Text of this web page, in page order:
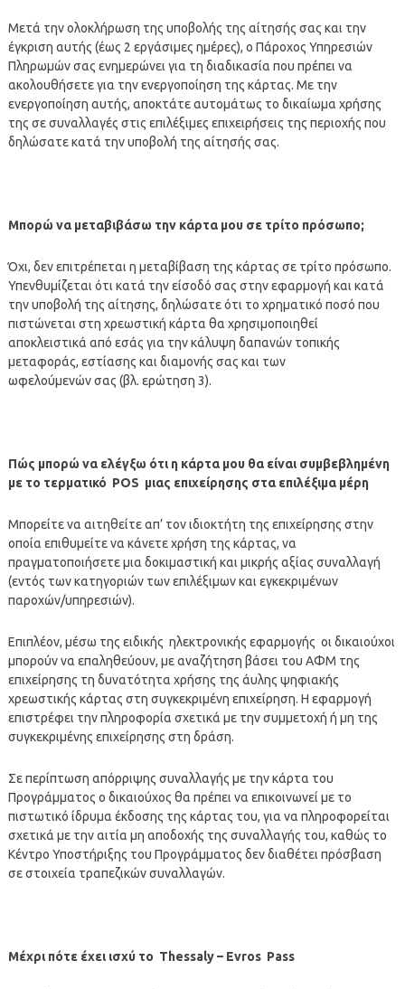
Μετά την ολοκλήρωση της υποβολής της αίτησής σας και την
έγκριση αυτής (έως 2 εργάσιμες ημέρες), ο Πάροχος Υπηρεσιών
Πληρωμών σας ενημερώνει για τη διαδικασία που πρέπει να
ακολουθήσετε για την ενεργοποίηση της κάρτας. Με την
ενεργοποίηση αυτής, αποκτάτε αυτομάτως το δικαίωμα χρήσης
της σε συναλλαγές στις επιλέξιμες επιχειρήσεις της περιοχής που
δηλώσατε κατά την υποβολή της αίτησής σας.
Μπορώ να μεταβιβάσω την κάρτα μου σε τρίτο πρόσωπο;
Όχι, δεν επιτρέπεται η μεταβίβαση της κάρτας σε τρίτο πρόσωπο.
Υπενθυμίζεται ότι κατά την είσοδό σας στην εφαρμογή και κατά
την υποβολή της αίτησης, δηλώσατε ότι το χρηματικό ποσό που
πιστώνεται στη χρεωστική κάρτα θα χρησιμοποιηθεί
αποκλειστικά από εσάς για την κάλυψη δαπανών τοπικής
μεταφοράς, εστίασης και διαμονής σας και των
ωφελούμενών σας (βλ. ερώτηση 3).
Πώς μπορώ να ελέγξω ότι η κάρτα μου θα είναι συμβεβλημένη
με το τερματικό POS μιας επιχείρησης στα επιλέξιμα μέρη
Μπορείτε να αιτηθείτε απ’ τον ιδιοκτήτη της επιχείρησης στην
οποία επιθυμείτε να κάνετε χρήση της κάρτας, να
πραγματοποιήσετε μια δοκιμαστική και μικρής αξίας συναλλαγή
(εντός των κατηγοριών των επιλέξιμων και εγκεκριμένων
παροχών/υπηρεσιών).
Επιπλέον, μέσω της ειδικής ηλεκτρονικής εφαρμογής οι δικαιούχοι
μπορούν να επαληθεύουν, με αναζήτηση βάσει του ΑΦΜ της
επιχείρησης τη δυνατότητα χρήσης της άυλης ψηφιακής
χρεωστικής κάρτας στη συγκεκριμένη επιχείρηση. Η εφαρμογή
επιστρέφει την πληροφορία σχετικά με την συμμετοχή ή μη της
συγκεκριμένης επιχείρησης στη δράση.
Σε περίπτωση απόρριψης συναλλαγής με την κάρτα του
Προγράμματος ο δικαιούχος θα πρέπει να επικοινωνεί με το
πιστωτικό ίδρυμα έκδοσης της κάρτας του, για να πληροφορείται
σχετικά με την αιτία μη αποδοχής της συναλλαγής του, καθώς το
Κέντρο Υποστήριξης του Προγράμματος δεν διαθέτει πρόσβαση
σε στοιχεία τραπεζικών συναλλαγών.
Μέχρι πότε έχει ισχύ το Thessaly–Evros Pass